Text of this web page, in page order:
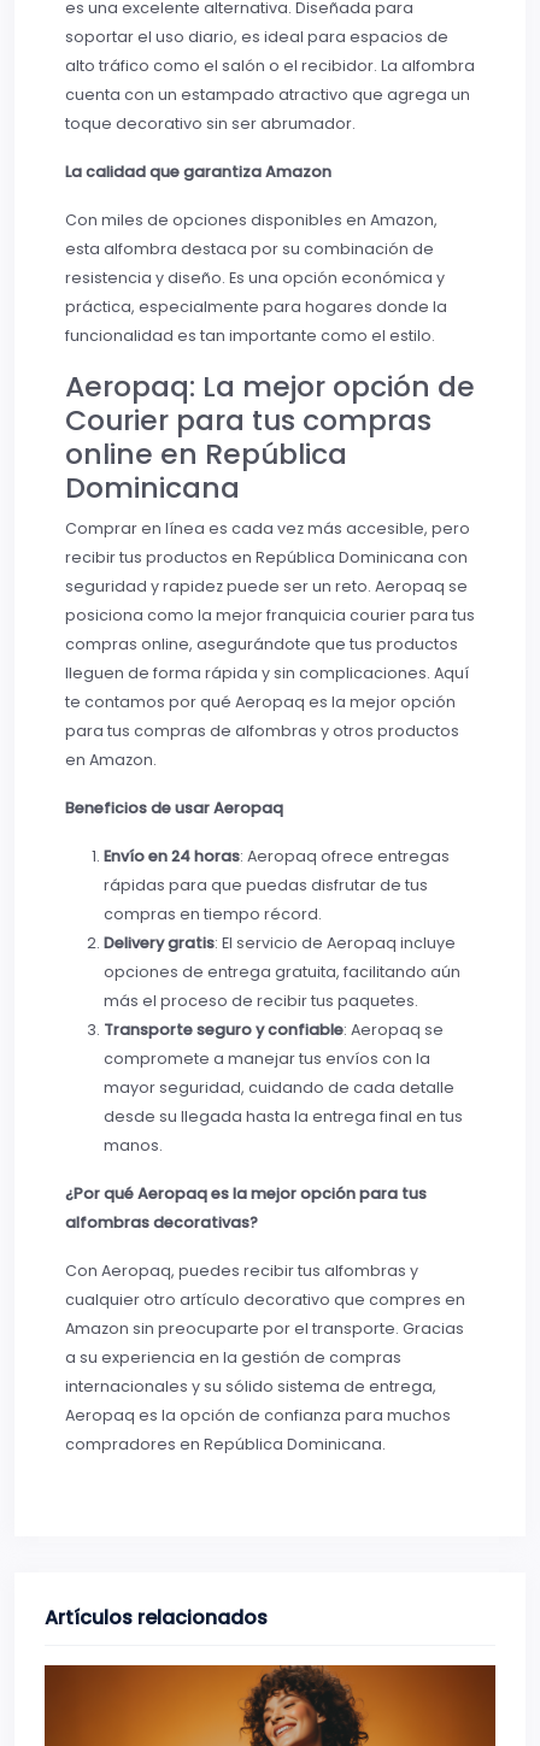
es una excelente alternativa. Diseñada para
soportar el uso diario, es ideal para espacios de
alto tráfico como el salón o el recibidor. La alfombra
cuenta con un estampado atractivo que agrega un
toque decorativo sin ser abrumador.
La calidad que garantiza Amazon
Con miles de opciones disponibles en Amazon,
esta alfombra destaca por su combinación de
resistencia y diseño. Es una opción económica y
práctica, especialmente para hogares donde la
funcionalidad es tan importante como el estilo.
Aeropaq: La mejor opción de
Courier para tus compras
online en República
Dominicana
Comprar en línea es cada vez más accesible, pero
recibir tus productos en República Dominicana con
seguridad y rapidez puede ser un reto. Aeropaq se
posiciona como la mejor franquicia courier para tus
compras online, asegurándote que tus productos
lleguen de forma rápida y sin complicaciones. Aquí
te contamos por qué Aeropaq es la mejor opción
para tus compras de alfombras y otros productos
en Amazon.
Beneficios de usar Aeropaq
Envío en 24 horas: Aeropaq ofrece entregas
rápidas para que puedas disfrutar de tus
compras en tiempo récord.
Delivery gratis: El servicio de Aeropaq incluye
opciones de entrega gratuita, facilitando aún
más el proceso de recibir tus paquetes.
Transporte seguro y confiable: Aeropaq se
compromete a manejar tus envíos con la
mayor seguridad, cuidando de cada detalle
desde su llegada hasta la entrega final en tus
manos.
¿Por qué Aeropaq es la mejor opción para tus
alfombras decorativas?
Con Aeropaq, puedes recibir tus alfombras y
cualquier otro artículo decorativo que compres en
Amazon sin preocuparte por el transporte. Gracias
a su experiencia en la gestión de compras
internacionales y su sólido sistema de entrega,
Aeropaq es la opción de confianza para muchos
compradores en República Dominicana.
Artículos relacionados